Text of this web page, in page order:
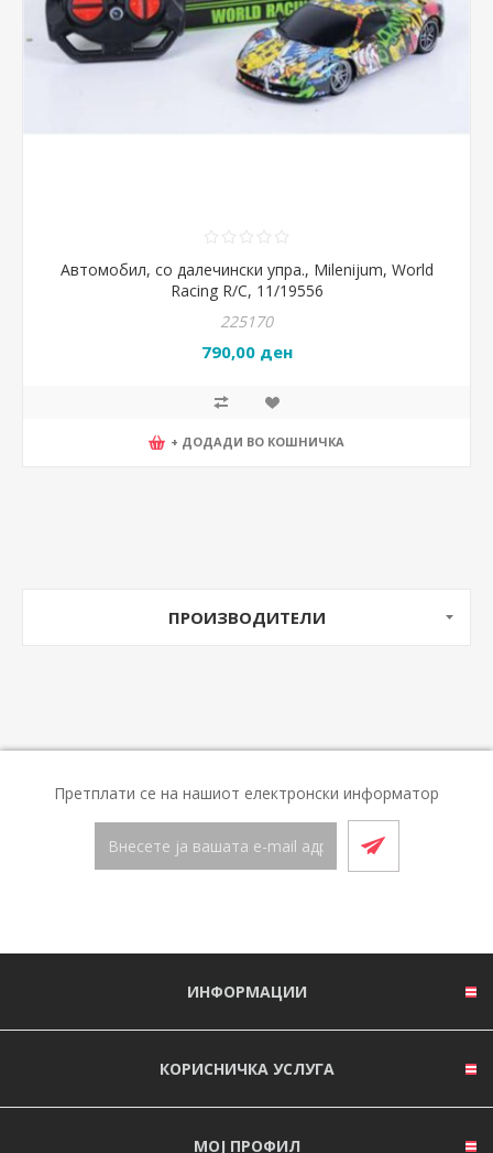
Автомобил, со далечински упра., Milenijum, World
Racing R/C, 11/19556
225170
790,00 ден
+ ДОДАДИ ВО КОШНИЧКА
ПРОИЗВОДИТЕЛИ
Претплати се на нашиот електронски информатор
ИНФОРМАЦИИ
КОРИСНИЧКА УСЛУГА
МОЈ ПРОФИЛ